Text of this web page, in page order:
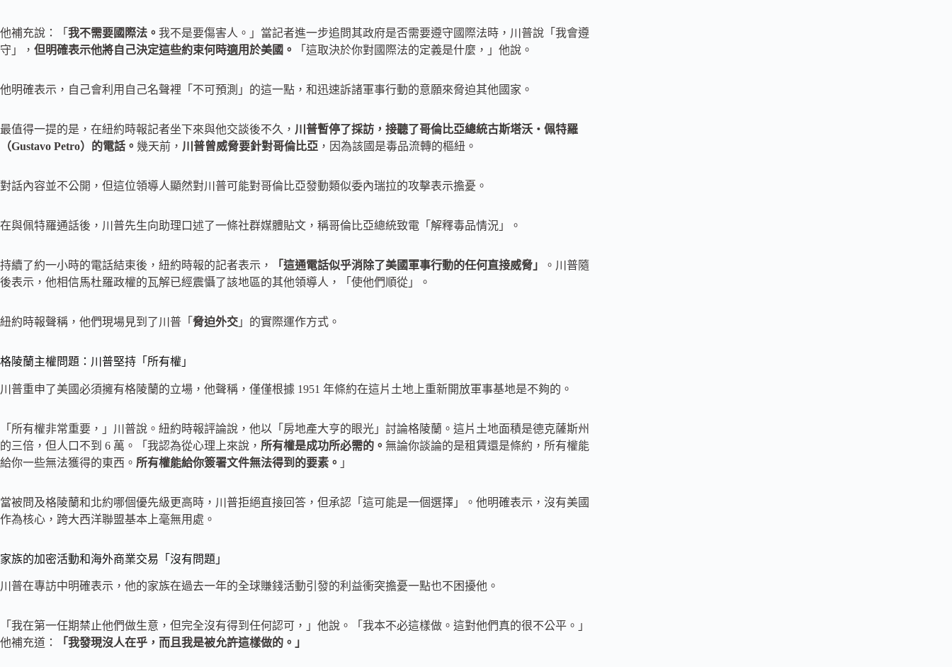
他補充說：「 我不需要國際法。 我不是要傷害人。」當記者進一步追問其政府是否需要遵守國際法時，川普說「我會遵
守」， 但明確表示他將自己決定這些約束何時適用於美國。 「這取決於你對國際法的定義是什麼，」他說。
他明確表示，自己會利用自己名聲裡「不可預測」的這一點，和迅速訴諸軍事行動的意願來脅迫其他國家。
最值得一提的是，在紐約時報記者坐下來與他交談後不久， 川普暫停了採訪，接聽了哥倫比亞總統古斯塔沃・佩特羅
（Gustavo Petro）的電話。 幾天前， 川普曾威脅要針對哥倫比亞 ，因為該國是毒品流轉的樞紐。
對話內容並不公開，但這位領導人顯然對川普可能對哥倫比亞發動類似委內瑞拉的攻擊表示擔憂。
在與佩特羅通話後，川普先生向助理口述了一條社群媒體貼文，稱哥倫比亞總統致電「解釋毒品情況」。
持續了約一小時的電話結束後，紐約時報的記者表示， 「這通電話似乎消除了美國軍事行動的任何直接威脅」
。川普隨
後表示，他相信馬杜羅政權的瓦解已經震懾了該地區的其他領導人，「使他們順從」。
紐約時報聲稱，他們現場見到了川普「 脅迫外交 」的實際運作方式。
格陵蘭主權問題：川普堅持「所有權」
川普重申了美國必須擁有格陵蘭的立場，他聲稱，僅僅根據 1951 年條約在這片土地上重新開放軍事基地是不夠的。
「所有權非常重要，」川普說。紐約時報評論說，他以「房地產大亨的眼光」討論格陵蘭。這片土地面積是德克薩斯州
的三倍，但人口不到 6 萬。「我認為從心理上來說， 所有權是成功所必需的。 無論你談論的是租賃還是條約，所有權能
給你一些無法獲得的東西。 所有權能給你簽署文件無法得到的要素。 」
當被問及格陵蘭和北約哪個優先級更高時，川普拒絕直接回答，但承認「這可能是一個選擇」。他明確表示，沒有美國
作為核心，跨大西洋聯盟基本上毫無用處。
家族的加密活動和海外商業交易「沒有問題」
川普在專訪中明確表示，他的家族在過去一年的全球賺錢活動引發的利益衝突擔憂一點也不困擾他。
「我在第一任期禁止他們做生意，但完全沒有得到任何認可，」他說。「我本不必這樣做。這對他們真的很不公平。」
他補充道：
「我發現沒人在乎，而且我是被允許這樣做的。」